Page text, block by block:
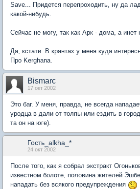
Save... Придется перепроходить, ну да
какой-нибудь.
Сейчас не могу, так как Арк - дома, а инет
Да, кстати. В крантах у меня куда
Про Kerghana.
Bismarc
17 окт 2002
Это баг. У меня, правда, не всегда
уродца в дали от толпы или ездить в
та он на юге).
Гость_alkha_*
24 окт 2002
После того, как я собрал экстракт
известном болоте, половина жителей
нападать без всякого предупреждения